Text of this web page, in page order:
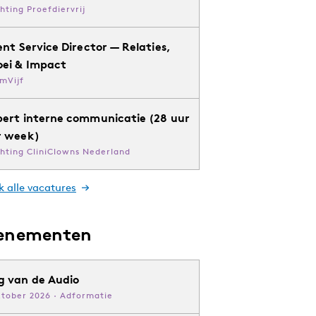
Proefdiervrij
Service Director — Relaties,
& Impact
interne communicatie (28 uur
week)
CliniClowns Nederland
alle vacatures
van de Audio
2026 · Adformatie